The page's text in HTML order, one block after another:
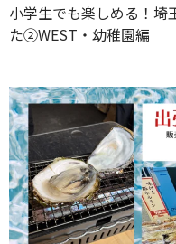
小学生でも楽しめる！埼
た②WEST・幼稚園編